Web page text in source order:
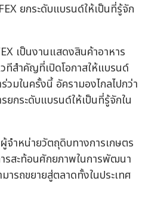
ยกระดับแบรนด์ให้เป็นที่รู้จัก
เป็นงานแสดงสินค้าอาหาร
ทีสำคัญที่เปิดโอกาสให้แบรนด์
วมในครั้งนี้ อัครามองไกลไปกว่า
ยกระดับแบรนด์ให้เป็นที่รู้จักใน
จำหน่ายวัตถุดิบทางการเกษตร
รสะท้อนศักยภาพในการพัฒนา
รถขยายสู่ตลาดทั้งในประเทศ